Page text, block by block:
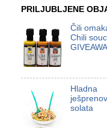
PRILJUBLJENE
Čili
Chili
Hladna
solata